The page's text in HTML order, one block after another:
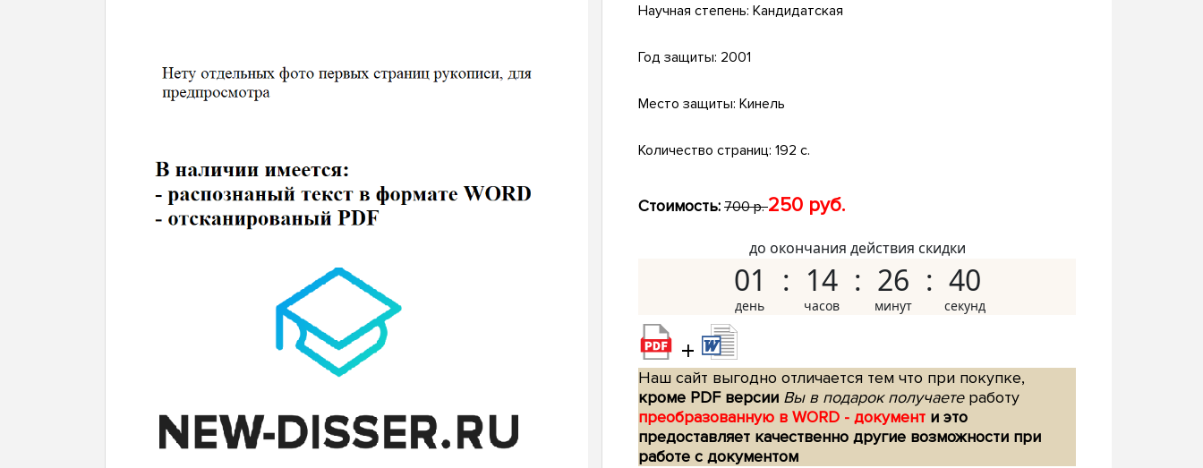
Научная степень: Кандидатская
Год защиты: 2001
Место защиты: Кинель
Количество страниц: 192 с.
Стоимость: 700 р.250 руб.
до окончания действия скидки
01 14 26 39
+
Наш сайт выгодно отличается тем что при покупке,
кроме PDF версии Вы в подарок получаетеработу
преобразованную в WORD - документ и это
предоставляет качественно другие возможности при
работе с документом